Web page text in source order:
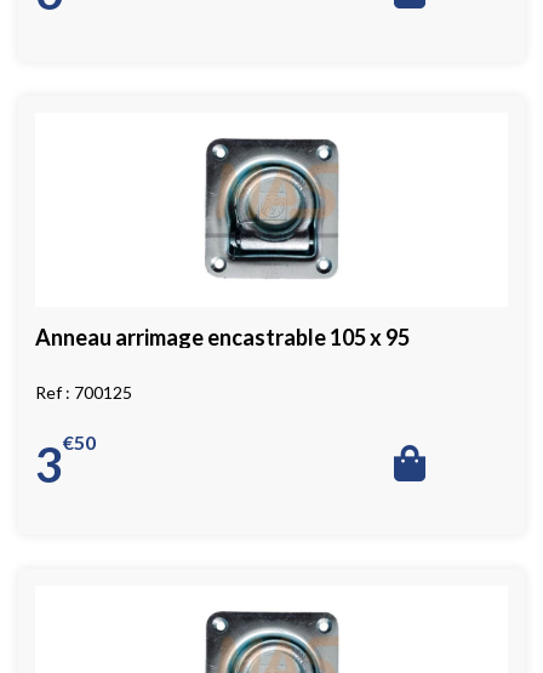
Anneau arrimage encastrable 105 x 95
700125
3 50
€